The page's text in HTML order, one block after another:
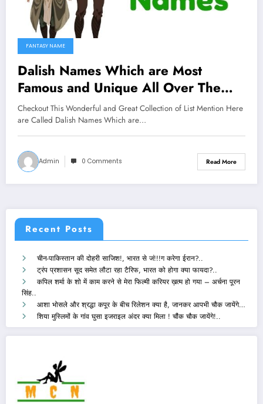
FANTASY NAME
Dalish Names Which are Most
Famous and Unique All Over The
Worlds
Checkout This Wonderful and Great Collection of List Mention Here
are Called Dalish Names Which are…
Admin 0 Comments Read More
Recent Posts
चीन-पाकिस्तान की दोहरी साजिश!, भारत से जं!!!ग करेगा ईरान?..
ट्रंप प्रशासन सूद समेत लौटा रहा टैरिफ, भारत को होगा क्या फायदा?..
कपिल शर्मा के शो में काम करने से मेरा फिल्मी करियर ख़त्म हो गया – अर्चना पूरन
सिंह..
आशा भोसले और श्रद्धा कपूर के बीच रिलेशन क्या है, जानकर आपभी चौक जायेंगे…
शिया मुस्लिमों के गांव घुसा इजराइल अंदर क्या मिला ! चौंक चौक जायेंगे!..